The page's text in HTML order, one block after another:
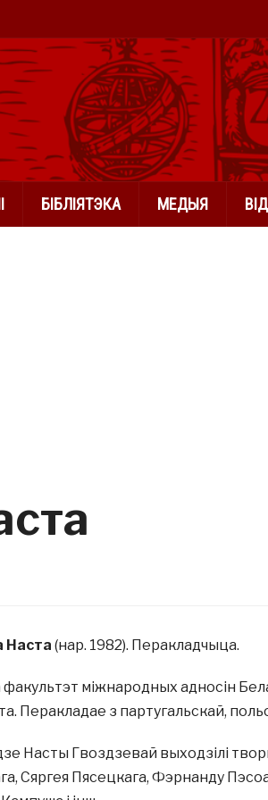
БІБЛІЯТЭКА МЕДЫЯ
Наста (нар. 1982). Перакладчыца.
міжнародных адносін
Перакладае з партугальскай,
Насты Гвоздзевай выходзілі
Сяргея Пясецкага, Фэрнанду